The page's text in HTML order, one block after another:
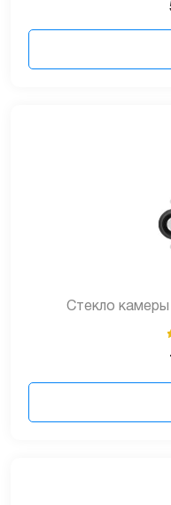
Стекло камеры